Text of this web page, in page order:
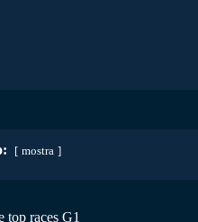
mostra
top races G1